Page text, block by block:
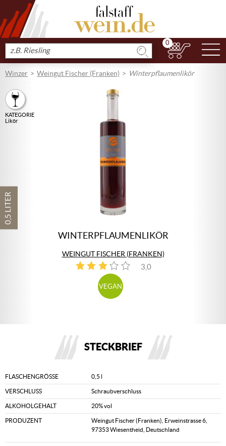
Produkt
suchen
0
Winzer Weingut Fischer (Franken) Winterpflaumenlikör
0,5 LITER
KATEGORIE
Likör
WINTERPFLAUMENLIKÖR
WEINGUT FISCHER (FRANKEN)
3,0
1
VEGAN
STECKBRIEF
FLASCHENGRÖSSE 0,5 l
VERSCHLUSS Schraubverschluss
ALKOHOLGEHALT 20% vol
PRODUZENT
Weingut Fischer (Franken), Erweinstrasse 6,
97353 Wiesentheid, Deutschland